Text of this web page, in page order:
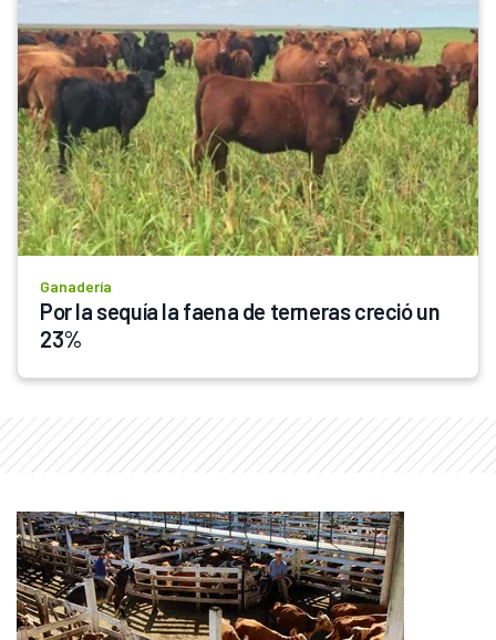
Ganadería
Por la sequía la faena de terneras creció un
23%